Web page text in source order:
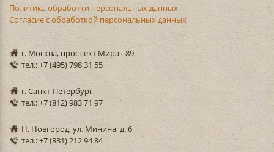
Политика обработки персональных данных
Согласие с обработкой персональных данных
г. Москва, проспект Мира - 89
тел.: +7 (495) 798 31 55
г. Санкт-Петербург
тел.: +7 (812) 983 71 97
Н. Новгород, ул. Минина, д. 6
тел.: +7 (831) 212 94 84